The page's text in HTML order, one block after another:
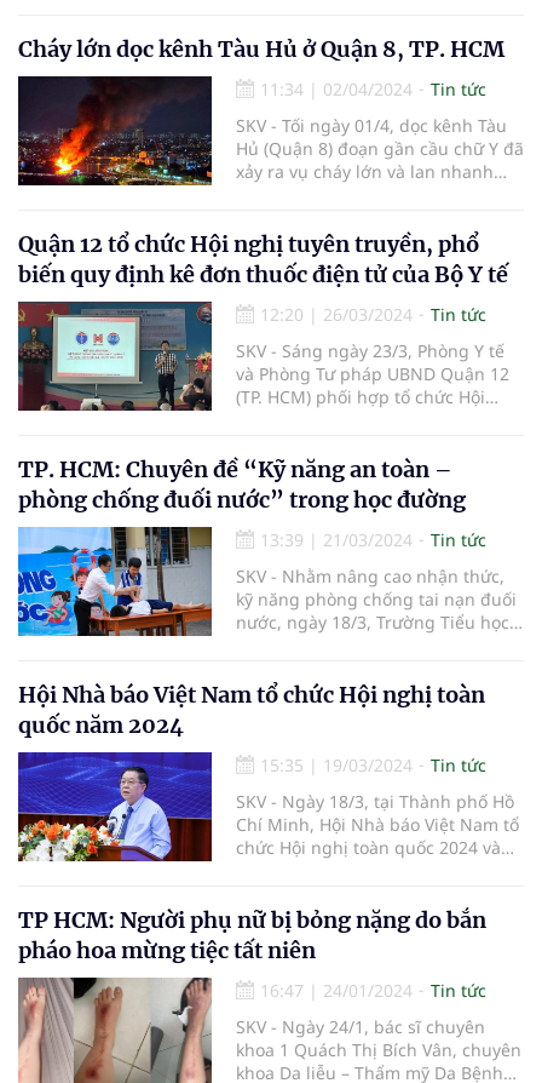
Cháy lớn dọc kênh Tàu Hủ ở Quận 8, TP. HCM
11:34 | 02/04/2024
Tin tức
SKV - Tối ngày 01/4, dọc kênh Tàu
Hủ (Quận 8) đoạn gần cầu chữ Y đã
xảy ra vụ cháy lớn và lan nhanh
Quận 12 tổ chức Hội nghị tuyên truyền, phổ
biến quy định kê đơn thuốc điện tử của Bộ Y tế
12:20 | 26/03/2024
Tin tức
SKV - Sáng ngày 23/3, Phòng Y tế
và Phòng Tư pháp UBND Quận 12
(TP. HCM) phối hợp tổ chức Hội
20/12/2021 của Bộ Y tế về quy định
kê đơn thuốc bằng hình thức điện
tử. BS CKII Võ Bút Thông, Trưởng
phòng Y tế Quận 12 chủ trì hội
TP. HCM: Chuyên đề “Kỹ năng an toàn –
phòng chống đuối nước” trong học đường
13:39 | 21/03/2024
Tin tức
SKV - Nhằm nâng cao nhận thức,
kỹ năng phòng chống tai nạn đuối
nước, ngày 18/3, Trường Tiểu học
sống NQH (trực thuộc Hệ thống
Giáo dục NQH) tổ chức Chuyên đề
đuối nước” cho các em học sinh
toàn trường.
Hội Nhà báo Việt Nam tổ chức Hội nghị toàn
quốc năm 2024
15:35 | 19/03/2024
Tin tức
SKV - Ngày 18/3, tại Thành phố Hồ
Chí Minh, Hội Nhà báo Việt Nam tổ
chức Hội nghị toàn quốc 2024 và
558/QĐ-TTg của Thủ tướng Chính
phủ.
TP HCM: Người phụ nữ bị bỏng nặng do bắn
pháo hoa mừng tiệc tất niên
16:47 | 24/01/2024
Tin tức
SKV - Ngày 24/1, bác sĩ chuyên
khoa 1 Quách Thị Bích Vân, chuyên
khoa Da liễu – Thẩm mỹ Da Bệnh